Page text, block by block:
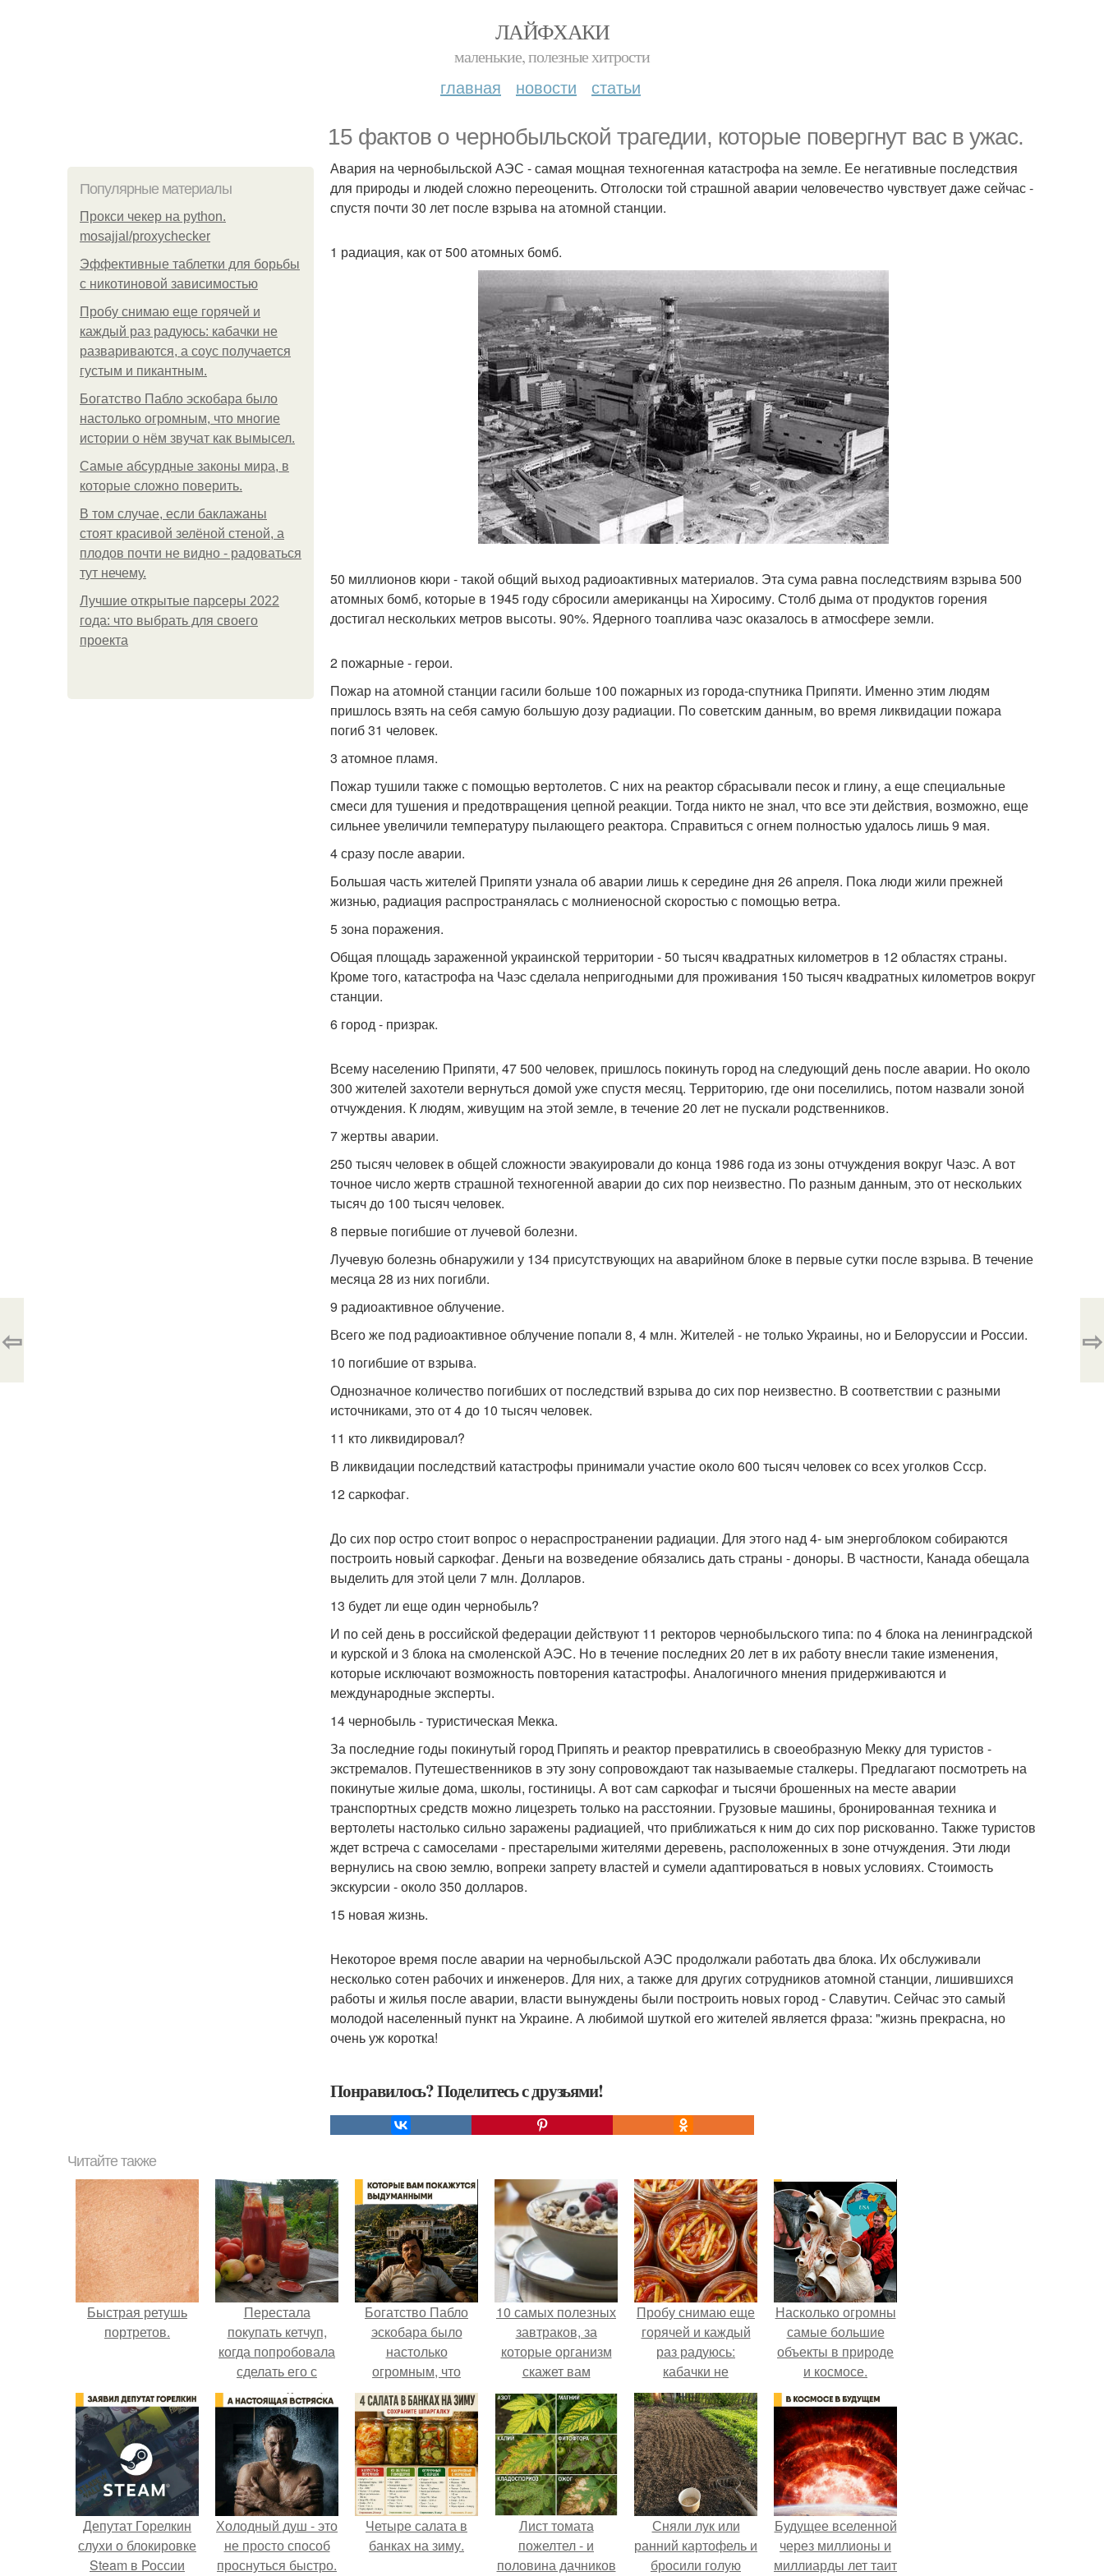
ЛАЙФХАКИ
маленькие, полезные хитрости
главная новости статьи
15 фактов о чернобыльской трагедии, которые повергнут вас в ужас.
Популярные материалы
Прокси чекер на python.
mosajjal/proxychecker
Эффективные таблетки для борьбы
с никотиновой зависимостью
Пробу снимаю еще горячей и
каждый раз радуюсь: кабачки не
развариваются, а соус получается
густым и пикантным.
Богатство Пабло эскобара было
настолько огромным, что многие
истории о нём звучат как вымысел.
Самые абсурдные законы мира, в
которые сложно поверить.
В том случае, если баклажаны
стоят красивой зелёной стеной, а
плодов почти не видно - радоваться
тут нечему.
Лучшие открытые парсеры 2022
года: что выбрать для своего
проекта
Авария на чернобыльской АЭС - самая мощная техногенная катастрофа на земле. Ее негативные последствия
для природы и людей сложно переоценить. Отголоски той страшной аварии человечество чувствует даже сейчас -
спустя почти 30 лет после взрыва на атомной станции.
1 радиация, как от 500 атомных бомб.
50 миллионов кюри - такой общий выход радиоактивных материалов. Эта сума равна последствиям взрыва 500
атомных бомб, которые в 1945 году сбросили американцы на Хиросиму. Столб дыма от продуктов горения
достигал нескольких метров высоты. 90%. Ядерного тоаплива чаэс оказалось в атмосфере земли.
2 пожарные - герои.
Пожар на атомной станции гасили больше 100 пожарных из города-спутника Припяти. Именно этим людям
пришлось взять на себя самую большую дозу радиации. По советским данным, во время ликвидации пожара
погиб 31 человек.
3 атомное пламя.
Пожар тушили также с помощью вертолетов. С них на реактор сбрасывали песок и глину, а еще специальные
смеси для тушения и предотвращения цепной реакции. Тогда никто не знал, что все эти действия, возможно, еще
сильнее увеличили температуру пылающего реактора. Справиться с огнем полностью удалось лишь 9 мая.
4 сразу после аварии.
Большая часть жителей Припяти узнала об аварии лишь к середине дня 26 апреля. Пока люди жили прежней
жизнью, радиация распространялась с молниеносной скоростью с помощью ветра.
5 зона поражения.
Общая площадь зараженной украинской территории - 50 тысяч квадратных километров в 12 областях страны.
Кроме того, катастрофа на Чаэс сделала непригодными для проживания 150 тысяч квадратных километров вокруг
станции.
6 город - призрак.
Всему населению Припяти, 47 500 человек, пришлось покинуть город на следующий день после аварии. Но около
300 жителей захотели вернуться домой уже спустя месяц. Территорию, где они поселились, потом назвали зоной
отчуждения. К людям, живущим на этой земле, в течение 20 лет не пускали родственников.
7 жертвы аварии.
250 тысяч человек в общей сложности эвакуировали до конца 1986 года из зоны отчуждения вокруг Чаэс. А вот
точное число жертв страшной техногенной аварии до сих пор неизвестно. По разным данным, это от нескольких
тысяч до 100 тысяч человек.
8 первые погибшие от лучевой болезни.
Лучевую болезнь обнаружили у 134 присутствующих на аварийном блоке в первые сутки после взрыва. В течение
месяца 28 из них погибли.
9 радиоактивное облучение.
Всего же под радиоактивное облучение попали 8, 4 млн. Жителей - не только Украины, но и Белоруссии и России.
10 погибшие от взрыва.
Однозначное количество погибших от последствий взрыва до сих пор неизвестно. В соответствии с разными
источниками, это от 4 до 10 тысяч человек.
11 кто ликвидировал?
В ликвидации последствий катастрофы принимали участие около 600 тысяч человек со всех уголков Ссср.
12 саркофаг.
До сих пор остро стоит вопрос о нераспространении радиации. Для этого над 4- ым энергоблоком собираются
построить новый саркофаг. Деньги на возведение обязались дать страны - доноры. В частности, Канада обещала
выделить для этой цели 7 млн. Долларов.
13 будет ли еще один чернобыль?
И по сей день в российской федерации действуют 11 ректоров чернобыльского типа: по 4 блока на ленинградской
и курской и 3 блока на смоленской АЭС. Но в течение последних 20 лет в их работу внесли такие изменения,
которые исключают возможность повторения катастрофы. Аналогичного мнения придерживаются и
международные эксперты.
14 чернобыль - туристическая Мекка.
За последние годы покинутый город Припять и реактор превратились в своеобразную Мекку для туристов -
экстремалов. Путешественников в эту зону сопровождают так называемые сталкеры. Предлагают посмотреть на
покинутые жилые дома, школы, гостиницы. А вот сам саркофаг и тысячи брошенных на месте аварии
транспортных средств можно лицезреть только на расстоянии. Грузовые машины, бронированная техника и
вертолеты настолько сильно заражены радиацией, что приближаться к ним до сих пор рискованно. Также туристов
ждет встреча с самоселами - престарелыми жителями деревень, расположенных в зоне отчуждения. Эти люди
вернулись на свою землю, вопреки запрету властей и сумели адаптироваться в новых условиях. Стоимость
экскурсии - около 350 долларов.
15 новая жизнь.
Некоторое время после аварии на чернобыльской АЭС продолжали работать два блока. Их обслуживали
несколько сотен рабочих и инженеров. Для них, а также для других сотрудников атомной станции, лишившихся
работы и жилья после аварии, власти вынуждены были построить новых город - Славутич. Сейчас это самый
молодой населенный пункт на Украине. А любимой шуткой его жителей является фраза: "жизнь прекрасна, но
очень уж коротка!
Понравилось? Поделитесь с друзьями!
⇦ ⇨
Читайте также
Быстрая ретушь
портретов.
Перестала
покупать кетчуп,
когда попробовала
сделать его с
яблоками.
Богатство Пабло
эскобара было
настолько
огромным, что
многие истории о
нём звучат как
вымысел.
10 самых полезных
завтраков, за
которые организм
скажет вам
"Спасибо".
Пробу снимаю еще
горячей и каждый
раз радуюсь:
кабачки не
развариваются, а
соус получается
густым и
пикантным.
Насколько огромны
самые большие
объекты в природе
и космосе.
Депутат Горелкин
слухи о блокировке
Steam в России
Холодный душ - это
не просто способ
проснуться быстро.
Четыре салата в
банках на зиму.
Лист томата
пожелтел - и
половина дачников
Сняли лук или
ранний картофель и
бросили голую
Будущее вселенной
через миллионы и
миллиарды лет таит